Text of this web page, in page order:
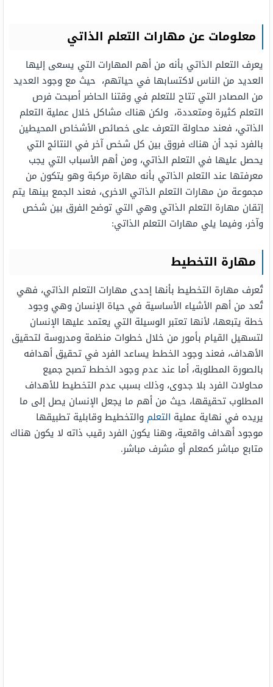
معلومات عن مهارات التعلم الذاتي
يعرف التعلم الذاتي بأنه من أهم المهارات التي يسعى إليها
العديد من الناس لاكتسابها في حياتهم، حيث مع وجود العديد
من المصادر التي تتاح للتعلم في وقتنا الحاضر أصبحت فرص
التعلم كثيرة ومتعددة، ولكن هناك مشاكل خلال عملية التعلم
الذاتي، فعند محاولة التعرف على خصائص الأشخاص المحيطين
بالفرد نجد أن هناك فروق بين كل شخص آخر في النتائج التي
يحصل عليها في التعلم الذاتي، ومن أهم الأسباب التي يجب
معرفتها عند التعلم الذاتي بأنه مهارة مركبة وهو يتكون من
مجموعة من مهارات التعلم الذاتي الاخرى، فعند الجمع بينها يتم
إتقان مهارة التعلم الذاتي وهي التي توضح الفرق بين شخص
وآخر، وفيما يلي مهارات التعلم الذاتي:
مهارة التخطيط
تُعرف مهارة التخطيط بأنها إحدى مهارات التعلم الذاتي، فهي
تُعد من أهم الأشياء الأساسية في حياة الإنسان وهي وجود
خطة يتبعها، لأنها تعتبر الوسيلة التي يعتمد عليها الإنسان
لتسهيل القيام بأمور من خلال خطوات منظمة ومدروسة لتحقيق
الأهداف، فعند وجود الخطط يساعد الفرد في تحقيق أهدافه
بالصورة المطلوبة، أما عند عدم وجود الخطط تصبح جميع
محاولات الفرد بلا جدوى، وذلك بسبب عدم التخطيط للأهداف
المطلوب تحقيقها، حيث من أهم ما يجعل الإنسان يصل إلى ما
يريده في نهاية عملية التعلم والتخطيط وقابلية تطبيقها
موجود أهداف واقعية، وهنا يكون الفرد رقيب ذاته لا يكون هناك
متابع مباشر كمعلم أو مشرف مباشر.